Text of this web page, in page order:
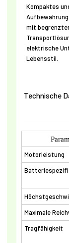
Kompaktes
mit
elektrische
Lebensstil.
Technische
Motorleistung
Maximale
Tragfähigkeit